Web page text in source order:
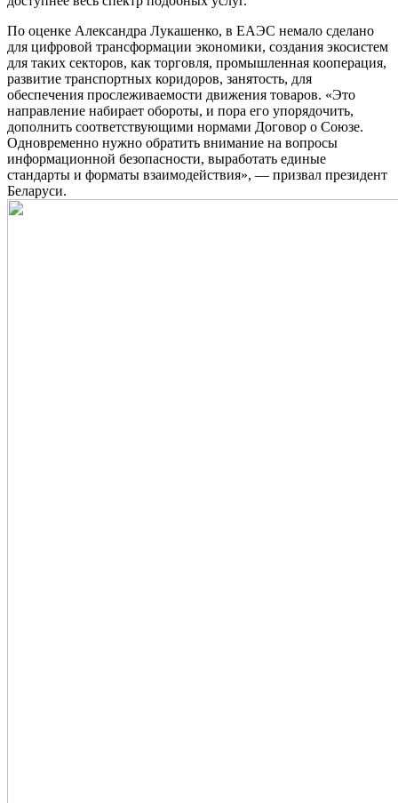
По оценке Александра Лукашенко, в ЕАЭС немало сделано
для цифровой трансформации экономики, создания экосистем
для таких секторов, как торговля, промышленная кооперация,
развитие транспортных коридоров, занятость, для
обеспечения прослеживаемости движения товаров. «Это
направление набирает обороты, и пора его упорядочить,
дополнить соответствующими нормами Договор о Союзе.
Одновременно нужно обратить внимание на вопросы
информационной безопасности, выработать единые
стандарты и форматы взаимодействия», — призвал президент
Беларуси.